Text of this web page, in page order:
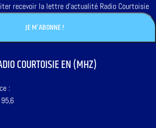
recevoir la lettre d'actualité Radio Courtoisie
COURTOISIE EN (MHZ)
: